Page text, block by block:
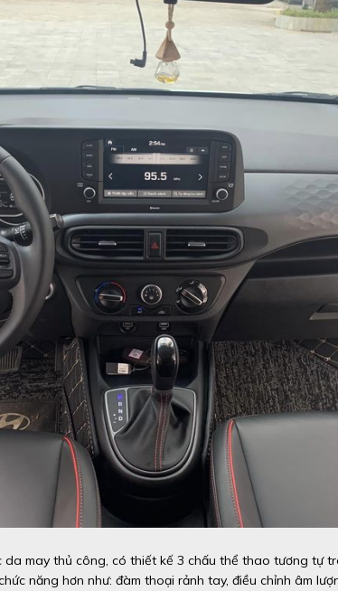
may thủ công, có thiết kế 3 chấu thể thao tương tự
năng hơn như: đàm thoại rảnh tay, điều chỉnh âm